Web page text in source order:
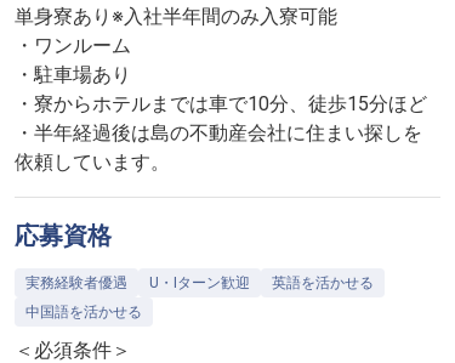
単身寮あり※入社半年間のみ入寮可能
・ワンルーム
・駐車場あり
・寮からホテルまでは車で10分、徒歩15分ほど
・半年経過後は島の不動産会社に住まい探しを
依頼しています。
応募資格
実務経験者優遇 U・Iターン歓迎
英語を活かせる
中国語を活かせる
＜必須条件＞